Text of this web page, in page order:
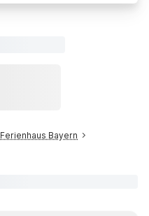
Ferienhaus Bayern